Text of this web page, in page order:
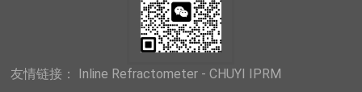
友情链接： Inline Refractometer - CHUYI IPRM